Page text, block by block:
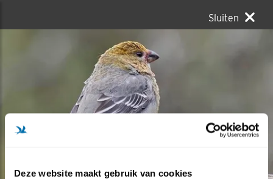
Deze website maakt gebruik van cookies
Sluiten